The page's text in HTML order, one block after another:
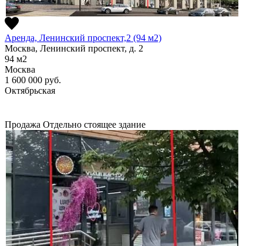
Аренда, Ленинский проспект,2 (94 м2)
Москва, Ленинский проспект, д. 2
94 м2
Москва
1 600 000 руб.
Октябрьская
Продажа Отдельно стоящее здание